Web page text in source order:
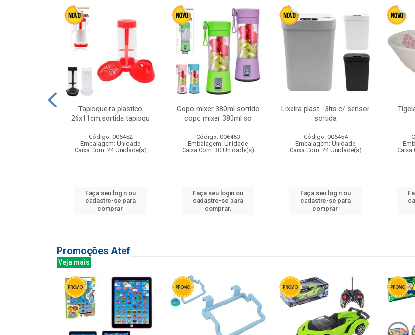
Tapioqueira plastico
26x11cm,sortida tapioqu
Código: 006452
Embalagem: Unidade
Caixa Com: 24 Unidade(s)
Faça seu login ou
cadastre-se para
comprar.
Copo mixer 380ml sortido
copo mixer 380ml so
Código: 006453
Embalagem: Unidade
Caixa Com: 30 Unidade(s)
Faça seu login ou
cadastre-se para
comprar.
Lixeira plast 13lts c/ sensor
sortida
Código: 006454
Embalagem: Unidade
Caixa Com: 24 Unidade(s)
Faça seu login ou
cadastre-se para
comprar.
Caixa
Promoções Atef
Veja mais